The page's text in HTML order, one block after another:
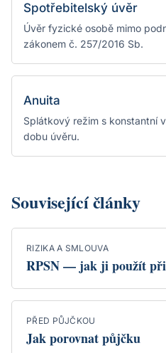
Spotřebitelský úvěr
Úvěr fyzické osobě mimo
zákonem č. 257/2016 Sb.
Anuita
Splátkový režim s konstantní
dobu úvěru.
Související články
RIZIKA A SMLOUVA
RPSN — jak ji použít
PŘED PŮJČKOU
Jak porovnat půjčku